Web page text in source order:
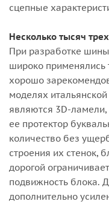
сцепные
Несколько тысяч
При разработке
широко применялись
хорошо
моделях
являются 3D-
ее протектор
количество без
строения их стенок,
дорогой
подвижность блока.
дополнительно